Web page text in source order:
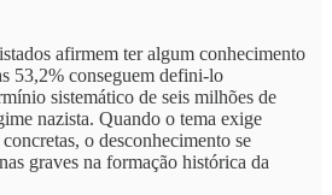
afirmem ter algum conhecimento
53,2% conseguem defini-lo
sistemático de seis milhões de
nazista. Quando o tema exige
o desconhecimento se
graves na formação histórica da